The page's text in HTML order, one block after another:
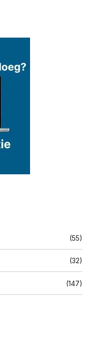
(55)
(32)
(147)